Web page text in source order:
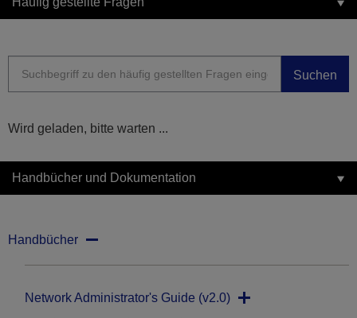
Suchen
Wird geladen, bitte warten ...
Handbücher und Dokumentation
Handbücher
Network Administrator's Guide (v2.0)